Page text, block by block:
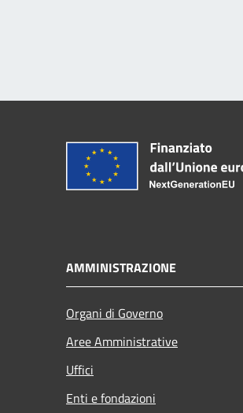
AMMINISTRAZIONE
Organi di Governo
Aree Amministrative
Uffici
Enti e fondazioni